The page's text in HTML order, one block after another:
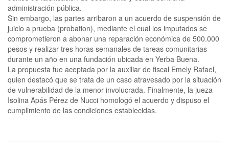
administración pública.
Sin embargo, las partes arribaron a un acuerdo de suspensión de
juicio a prueba (probation), mediante el cual los imputados se
comprometieron a abonar una reparación económica de 500.000
pesos y realizar tres horas semanales de tareas comunitarias
durante un año en una fundación ubicada en Yerba Buena.
La propuesta fue aceptada por la auxiliar de fiscal Emely Rafael,
quien destacó que se trata de un caso atravesado por la situación
de vulnerabilidad de la menor involucrada. Finalmente, la jueza
Isolina Apás Pérez de Nucci homologó el acuerdo y dispuso el
cumplimiento de las condiciones establecidas.